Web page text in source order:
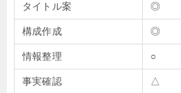
タイトル案 ◎
構成作成 ◎
情報整理 ○
事実確認 △